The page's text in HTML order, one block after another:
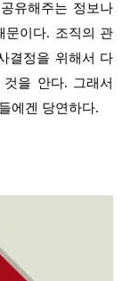
유해주는 정보나
문이다. 조직의 관
결정을 위해서 다
을 안다. 그래서
에겐 당연하다.